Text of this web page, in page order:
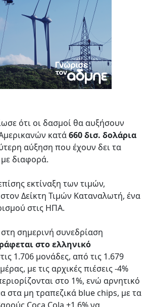
ότι οι δασμοί θα αυξήσουν
κατά660 δισ. δολάρια
αύξηση που έχουν δει τα
με διαφορά.
εκτίναξη των τιμών,
Δείκτη Τιμών Καταναλωτή, ένα
στις ΗΠΑ.
σημερινή συνεδρίαση
στο ελληνικό
1.706 μονάδες, από τις 1.679
με τις αρχικές πιέσεις -4%
στο 1%, ενώ αρνητικό
στα μη τραπεζικά blue chips, με τα